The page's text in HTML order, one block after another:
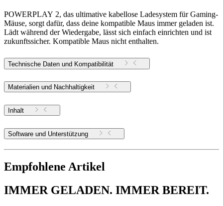
POWERPLAY 2, das ultimative kabellose Ladesystem für Gaming-
Mäuse, sorgt dafür, dass deine kompatible Maus immer geladen ist.
Lädt während der Wiedergabe, lässt sich einfach einrichten und ist
zukunftssicher. Kompatible Maus nicht enthalten.
Technische Daten und Kompatibilität
Materialien und Nachhaltigkeit
Inhalt
Software und Unterstützung
Empfohlene Artikel
IMMER GELADEN. IMMER BEREIT.